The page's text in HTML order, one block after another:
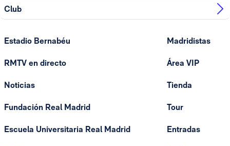
Club
Estadio Bernabéu
RMTV en directo
Noticias
Fundación Real Madrid
Escuela Universitaria Real Madrid
Madridistas
Área VIP
Tienda
Tour
Entradas